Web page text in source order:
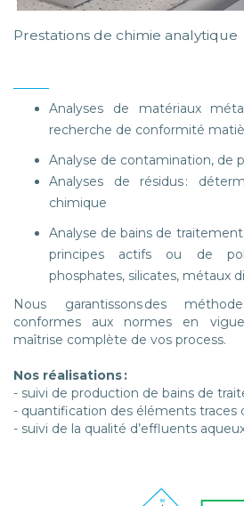
Prestations de chimie analytique
Analyses de matériaux
recherche de conformité
Analyse de contamination, de
Analyses de résidus :
chimique
Analyse de bains de
principes actifs ou de
phosphates, silicates, métaux
Nous garantissons des
conformes aux normes en
maîtrise complète de vos process.
Nos réalisations :
- suivi de production de bains de
- quantification des éléments traces
- suivi de la qualité d’effluents